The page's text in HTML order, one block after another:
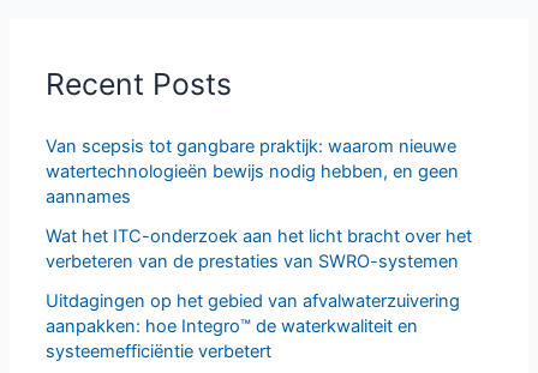
Recent Posts
Van scepsis tot gangbare praktijk: waarom nieuwe
watertechnologieën bewijs nodig hebben, en geen
aannames
Wat het ITC-onderzoek aan het licht bracht over het
verbeteren van de prestaties van SWRO-systemen
Uitdagingen op het gebied van afvalwaterzuivering
aanpakken: hoe Integro™ de waterkwaliteit en
systeemefficiëntie verbetert